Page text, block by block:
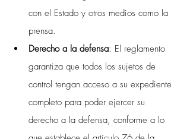
con el Estado y otros medios como la
prensa.
Derecho a la defensa: El reglamento
garantiza que todos los sujetos de
control tengan acceso a su expediente
completo para poder ejercer su
derecho a la defensa, conforme a lo